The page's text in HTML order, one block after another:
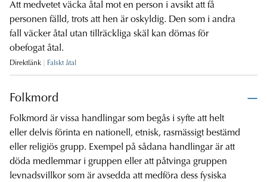
Att medvetet väcka åtal mot en person i avsikt att få
personen fälld, trots att hen är oskyldig. Den som i andra
fall väcker åtal utan tillräckliga skäl kan dömas för
obefogat åtal.
Direktlänk Falskt åtal
Folkmord
Folkmord är vissa handlingar som begås i syfte att helt
eller delvis förinta en nationell, etnisk, rasmässigt bestämd
eller religiös grupp. Exempel på sådana handlingar är att
döda medlemmar i gruppen eller att påtvinga gruppen
levnadsvillkor som är avsedda att medföra dess fysiska